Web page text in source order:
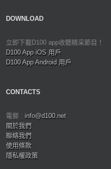
DOWNLOAD
立即下載D100 app收聽精采節目！
D100 App iOS 用戶
D100 App Android 用戶
CONTACTS
電郵 : info@d100.net
關於我們
聯絡我們
使用條款
隱私權政策